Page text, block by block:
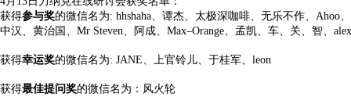
获得参与奖的微信名为: hhshaha、谭杰、太极深咖啡、无乐不作、
中汉、黄治国、Mr Steven、阿成、Max–Orange、孟凯、车、关、智、
获得幸运奖的微信名为: JANE、上官铃儿、于桂军、leon
获得最佳提问奖的微信名为：风火轮